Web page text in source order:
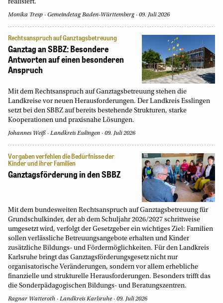
realisiert.
Monika Tresp Gemeindetag Baden-Württemberg 09. Juli 2026
Rechtsanspruch auf Ganztagsbetreuung
Ganztag an SBBZ: Besondere
Antworten auf einen besonderen
Anspruch
Mit dem Rechtsanspruch auf Ganztagsbetreuung stehen die
Landkreise vor neuen Herausforderungen. Der Landkreis Esslingen
setzt bei den SBBZ auf bereits bestehende Strukturen, starke
Kooperationen und praxisnahe Lösungen.
Johannes Weiß Landkreis Esslingen 09. Juli 2026
Vorgaben verfehlen die Bedürfnisse der
Kinder und ihrer Familien
Ganztagsförderung in den SBBZ
Mit dem bundesweiten Rechtsanspruch auf Ganztagsbetreuung für
Grundschulkinder, der ab dem Schuljahr 2026/2027 schrittweise
umgesetzt wird, verfolgt der Gesetzgeber ein wichtiges Ziel: Familien
sollen verlässliche Betreuungsangebote erhalten und Kinder
zusätzliche Bildungs- und Fördermöglichkeiten. Für den Landkreis
Karlsruhe bringt das Ganztagsförderungsgesetz nicht nur
organisatorische Veränderungen, sondern vor allem erhebliche
finanzielle und strukturelle Herausforderungen. Besonders trifft das
die Sonderpädagogischen Bildungs- und Beratungszentren.
Ragnar Watteroth Landkreis Karlsruhe 09. Juli 2026